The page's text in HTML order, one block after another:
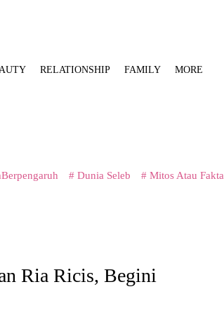
RELATIONSHIP FAMILY MORE
# Dunia Seleb # Mitos Atau Fakta
Ria Ricis, Begini